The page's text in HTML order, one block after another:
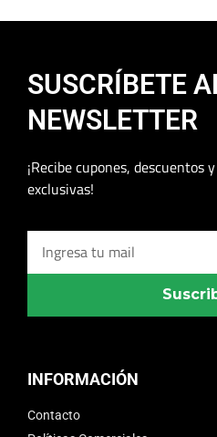
SUSCRÍBETE
NEWSLETTER
¡Recibe cupones, descuentos
exclusivas!
INFORMACIÓN
Contacto